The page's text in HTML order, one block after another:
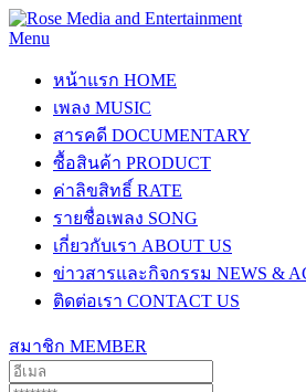
Menu
หน้าแรก HOME
เพลง MUSIC
สารคดี DOCUMENTARY
ซื้อสินค้า PRODUCT
ค่าลิขสิทธิ์ RATE
รายชื่อเพลง SONG
เกี่ยวกับเรา ABOUT US
ข่าวสารและกิจกรรม NEWS &
ติดต่อเรา CONTACT US
สมาชิก MEMBER